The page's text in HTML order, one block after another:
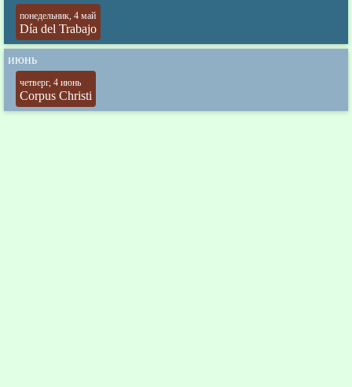
понедельник, 4 май
Día del Trabajo
июнь
четверг, 4 июнь
Corpus Christi